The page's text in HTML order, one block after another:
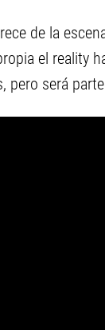
de la
el reality
será